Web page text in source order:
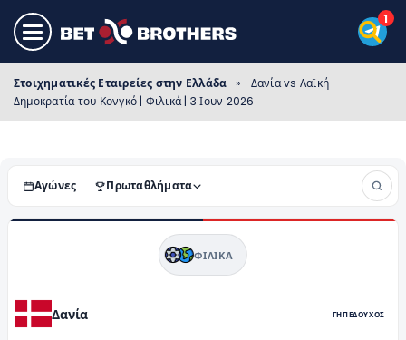
Στοιχηματικές Εταιρείες στην Ελλάδα »
Δανία vs Λαϊκή
Δημοκρατία του Κονγκό | Φιλικά | 3 Ιουν 2026
Αγώνες Πρωταθλήματα
ΦΙΛΙΚΆ
Δανία ΓΗΠΕΔΟΥΧΟΣ